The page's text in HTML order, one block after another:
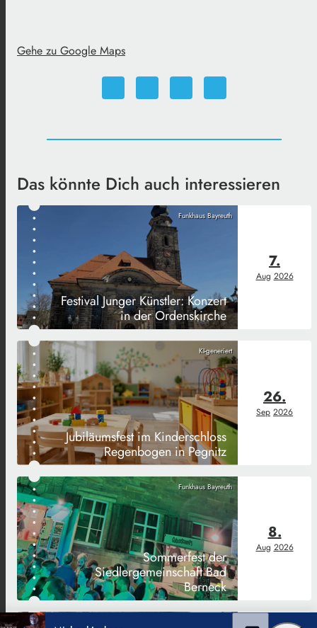
Gehe zu Google Maps
Das könnte Dich auch interessieren
Funkhaus Bayreuth
Festival Junger Künstler: Konzert
in der Ordenskirche
7.
Aug 2026
KI-generiert
Jubiläumsfest im Kinderschloss
Regenbogen in Pegnitz
26.
Sep 2026
Funkhaus Bayreuth
Sommerfest der
Siedlergemeinschaft Bad
Berneck
8.
Aug 2026